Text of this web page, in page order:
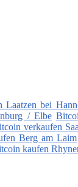
Laatzen bei
/ Elbe
verkaufen
Berg am Laim
kaufen